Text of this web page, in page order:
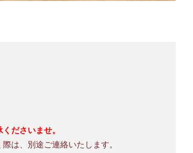
ださいませ。
は、別途ご連絡いたします。